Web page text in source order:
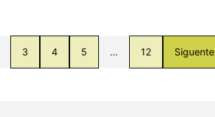
3 4 5 … 12 Siguente